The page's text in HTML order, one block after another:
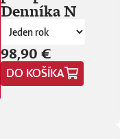
Denníka N
98,90 €
DO KOŠÍKA